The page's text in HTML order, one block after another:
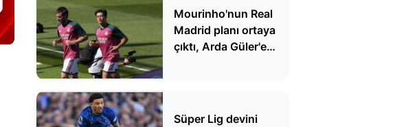
Mourinho'nun Real
Madrid planı ortaya
çıktı, Arda Güler'e
Süper Lig devini